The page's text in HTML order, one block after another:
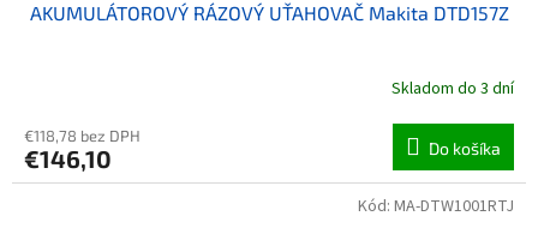
AKUMULÁTOROVÝ RÁZOVÝ UŤAHOVAČ Makita DTD157Z
Skladom do 3 dní
€118,78 bez DPH
€146,10 Do košíka
Kód: MA-DTW1001RTJ